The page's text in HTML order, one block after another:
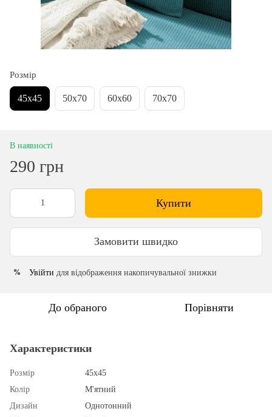
Розмір
45х45 50х70 60х60 70х70
В наявності
290 грн
Купити
Замовити швидко
% Увійти для відображення накопичувальної знижки
До обраного Порівняти
Характеристики
Розмір
45х45
Колір
М'ятний
Дизайн
Однотонний